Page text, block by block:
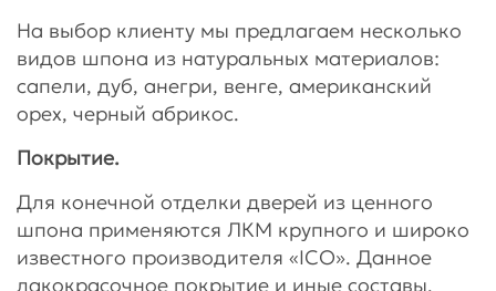
На выбор клиенту мы предлагаем несколько
видов шпона из натуральных материалов:
сапели, дуб, анегри, венге, американский
орех, черный абрикос.
Покрытие.
Для конечной отделки дверей из ценного
шпона применяются ЛКМ крупного и широко
известного производителя «ICO». Данное
лакокрасочное покрытие и иные составы,